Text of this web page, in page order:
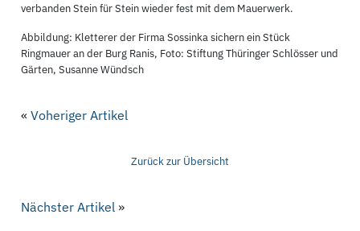
verbanden Stein für Stein wieder fest mit dem Mauerwerk.
Abbildung: Kletterer der Firma Sossinka sichern ein Stück
Ringmauer an der Burg Ranis, Foto: Stiftung Thüringer Schlösser und
Gärten, Susanne Wündsch
«Voheriger Artikel
Zurück zur Übersicht
Nächster Artikel »